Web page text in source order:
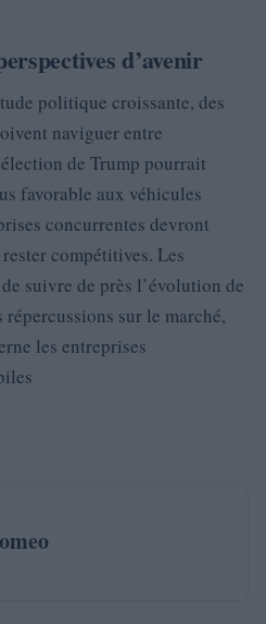
d’avenir
politique croissante, des
naviguer entre
de Trump pourrait
favorable aux véhicules
concurrentes devront
compétitives. Les
suivre de près l’évolution de
sur le marché,
les entreprises